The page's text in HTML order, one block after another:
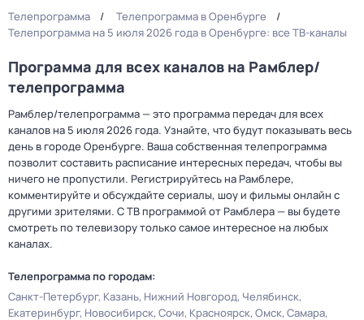
Телепрограмма
Телепрограмма в Оренбурге
Телепрограмма на 5 июля 2026 года в Оренбурге: все ТВ-каналы
Программа для всех каналов на Рамблер/
телепрограмма
Рамблер/телепрограмма — это программа передач для всех
каналов на 5 июля 2026 года. Узнайте, что будут показывать весь
день в городе Оренбурге. Ваша собственная телепрограмма
позволит составить расписание интересных передач, чтобы вы
ничего не пропустили. Регистрируйтесь на Рамблере,
комментируйте и обсуждайте сериалы, шоу и фильмы онлайн с
другими зрителями. С ТВ программой от Рамблера — вы будете
смотреть по телевизору только самое интересное на любых
каналах.
Телепрограмма по городам:
Санкт-Петербург Казань Нижний Новгород Челябинск
Екатеринбург Новосибирск Сочи Красноярск Омск Самара